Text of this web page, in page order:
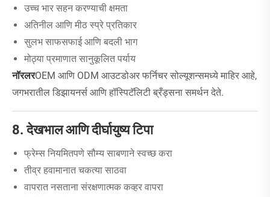
उच्च भार सहन करण्याची क्षमता
अतिनील आणि मीठ स्प्रे प्रतिकार
सुलभ साफसफाई आणि बदली भाग
मोठ्या प्रमाणात सानुकूलित पर्याय
नॉरलरOEM आणि ODM आउटडोअर फर्निचर सोल्यूशन्समध्ये माहिर आहे,
जगभरातील डिझायनर्स आणि हॉस्पिटॅलिटी ब्रँड्सना समर्थन देते.
8. देखभाल आणि दीर्घायुष्य टिपा
फ्रेम्स नियमितपणे सौम्य साबणाने स्वच्छ करा
तीव्र हवामानात चकत्या साठवा
वापरात नसताना संरक्षणात्मक कव्हर वापरा